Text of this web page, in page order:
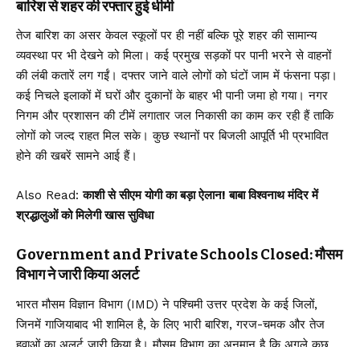
बारिश से शहर की रफ्तार हुई धीमी
तेज बारिश का असर केवल स्कूलों पर ही नहीं बल्कि पूरे शहर की सामान्य
व्यवस्था पर भी देखने को मिला। कई प्रमुख सड़कों पर पानी भरने से वाहनों
की लंबी कतारें लग गईं। दफ्तर जाने वाले लोगों को घंटों जाम में फंसना पड़ा।
कई निचले इलाकों में घरों और दुकानों के बाहर भी पानी जमा हो गया। नगर
निगम और प्रशासन की टीमें लगातार जल निकासी का काम कर रही हैं ताकि
लोगों को जल्द राहत मिल सके। कुछ स्थानों पर बिजली आपूर्ति भी प्रभावित
होने की खबरें सामने आई हैं।
Also Read:काशी से सीएम योगी का बड़ा ऐलान! बाबा विश्वनाथ मंदिर में
श्रद्धालुओं को मिलेगी खास सुविधा
Government and Private Schools Closed: मौसम
विभाग ने जारी किया अलर्ट
भारत मौसम विज्ञान विभाग (IMD) ने पश्चिमी उत्तर प्रदेश के कई जिलों,
जिनमें गाजियाबाद भी शामिल है, के लिए भारी बारिश, गरज-चमक और तेज